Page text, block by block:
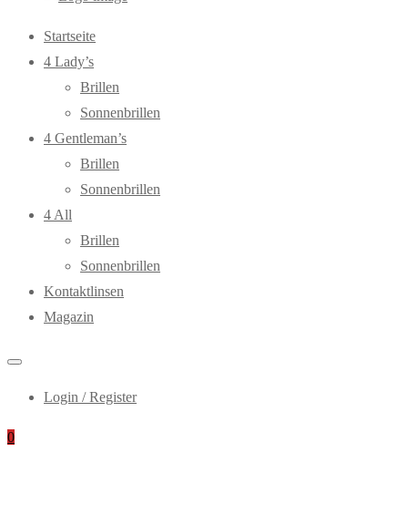
Primary
Menu
Startseite
4 Lady’s
Brillen
Sonnenbrillen
4 Gentleman’s
Brillen
Sonnenbrillen
4 All
Brillen
Sonnenbrillen
Kontaktlinsen
Magazin
Login / Register
0